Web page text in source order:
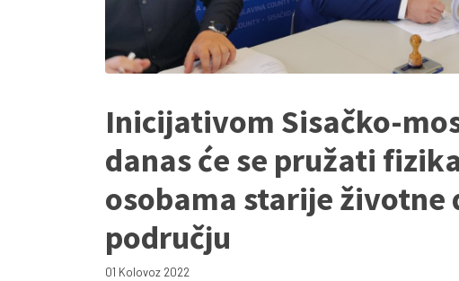
Inicijativom Sisačko-
danas će se pružati
osobama starije životne
području
01 Kolovoz 2022